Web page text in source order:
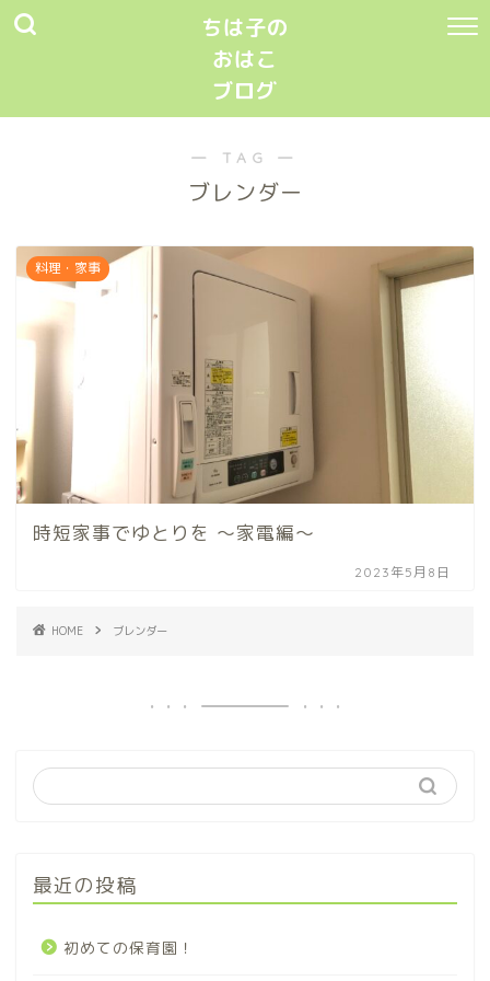
ちは子の
おはこ
ブログ
― TAG ―
ブレンダー
料理・家事
時短家事でゆとりを 〜家電編〜
2023年5月8日
HOME ブレンダー
最近の投稿
初めての保育園！